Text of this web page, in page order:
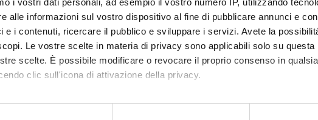
i vostri dati personali, ad esempio il vostro numero IP, utilizzando
alle informazioni sul vostro dispositivo al fine di pubblicare annunci e
e i contenuti, ricercare il pubblico e sviluppare i servizi. Avete la
Le vostre scelte in materia di privacy sono applicabili solo su questa
scelte. È possibile modificare o revocare il proprio consenso in
clic sull'icona di attivazione della privacy.